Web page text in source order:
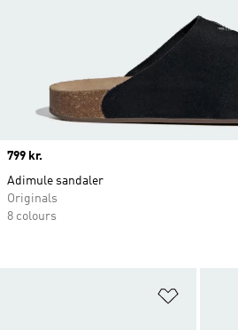
Price
799 kr.
Adimule sandaler
Originals
8 colours